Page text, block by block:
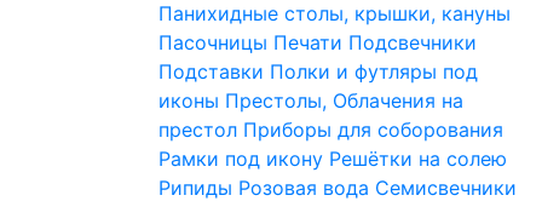
Панихидные столы, крышки, кануны
Пасочницы Печати Подсвечники
Подставки Полки и футляры под
иконы Престолы, Облачения на
престол Приборы для соборования
Рамки под икону Решётки на солею
Рипиды Розовая вода Семисвечники